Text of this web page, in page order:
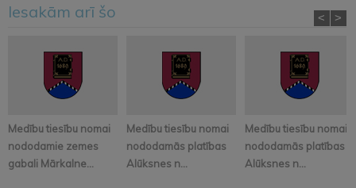
Iesakām arī šo
Medību tiesību nomai
nododamie zemes
gabali Mārkalne...
Medību tiesību nomai
nododamās platības
Alūksnes n...
Medību tiesību nomai
nododamās platības
Alūksnes n...
< >